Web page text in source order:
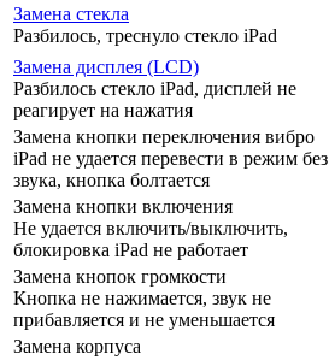
Замена стекла
Разбилось, треснуло стекло iPad
Замена дисплея (LCD)
Разбилось стекло iPad, дисплей не
реагирует на нажатия
Замена кнопки переключения вибро
iPad не удается перевести в режим без
звука, кнопка болтается
Замена кнопки включения
Не удается включить/выключить,
блокировка iPad не работает
Замена кнопок громкости
Кнопка не нажимается, звук не
прибавляется и не уменьшается
Замена корпуса